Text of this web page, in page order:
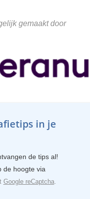
gemaakt door
in je
de tips al!
de hoogte via
Google reCaptcha.